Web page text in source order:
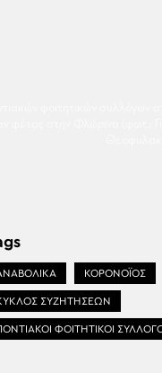
ΚΟΡΟΝΟΪΟΣ
ΣΥΖΗΤΗΣΕΩΝ
ΦΟΙΤΗΤΙΚΟΙ